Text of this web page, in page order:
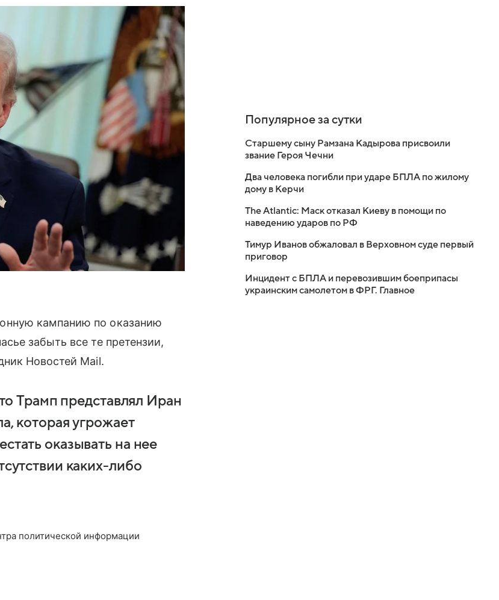
кампанию по оказанию
забыть все те претензии,
Новостей Mail.
Трамп представлял Иран
которая угрожает
оказывать на нее
каких-либо
политической информации
Популярное за сутки
Старшему сыну Рамзана Кадырова присвоили
звание Героя Чечни
Два человека погибли при ударе БПЛА по жилому
дому в Керчи
The Atlantic: Маск отказал Киеву в помощи по
наведению ударов по РФ
Тимур Иванов обжаловал в Верховном суде первый
приговор
Инцидент с БПЛА и перевозившим боеприпасы
украинским самолетом в ФРГ. Главное